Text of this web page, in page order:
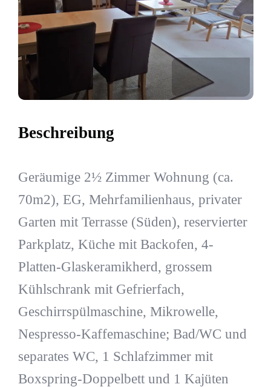
Beschreibung
Geräumige 2½ Zimmer Wohnung (ca.
70m2), EG, Mehrfamilienhaus, privater
Garten mit Terrasse (Süden), reservierter
Parkplatz, Küche mit Backofen, 4-
Platten-Glaskeramikherd, grossem
Kühlschrank mit Gefrierfach,
Geschirrspülmaschine, Mikrowelle,
Nespresso-Kaffemaschine; Bad/WC und
separates WC, 1 Schlafzimmer mit
Boxspring-Doppelbett und 1 Kajüten